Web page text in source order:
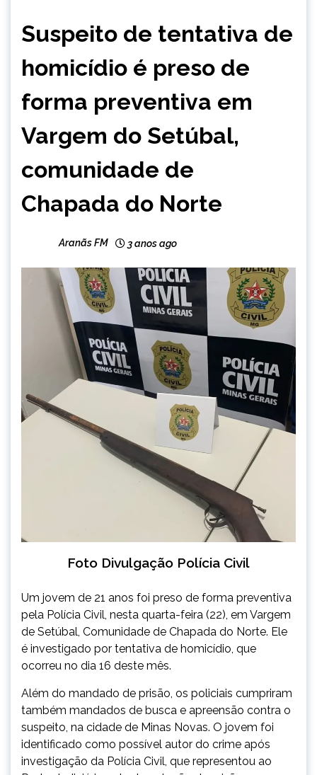
GERAIS
NOTÍCIAS
Suspeito de tentativa de
homicídio é preso de
forma preventiva em
Vargem do Setúbal,
comunidade de
Chapada do Norte
Aranãs FM 3 anos ago
Foto Divulgação Polícia Civil
Um jovem de 21 anos foi preso de forma preventiva
pela Polícia Civil, nesta quarta-feira (22), em Vargem
de Setúbal, Comunidade de Chapada do Norte. Ele
é investigado por tentativa de homicídio, que
ocorreu no dia 16 deste mês.
Além do mandado de prisão, os policiais cumpriram
também mandados de busca e apreensão contra o
suspeito, na cidade de Minas Novas. O jovem foi
identificado como possível autor do crime após
investigação da Polícia Civil, que representou ao